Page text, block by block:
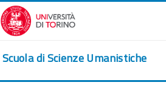
Vai al contenuto principale
Scuola di Scienze Umanistiche